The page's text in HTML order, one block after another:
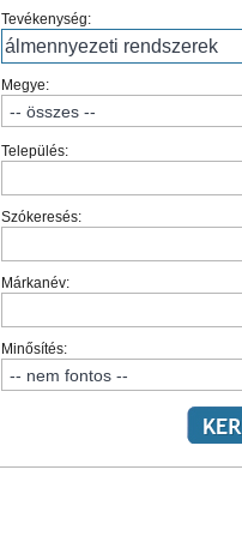
Tevékenység:
Megye:
Település:
Szókeresés:
Márkanév:
Minősítés: